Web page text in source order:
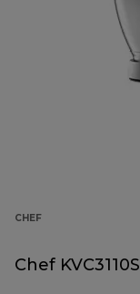
CHEF
Chef KVC3110S